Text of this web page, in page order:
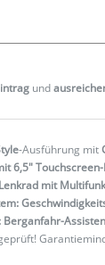
und
-Ausführung mit
6,5"
mit